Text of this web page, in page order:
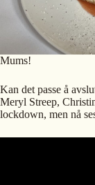
Mums!
Kan det passe å
Meryl Streep,
lockdown, men nå